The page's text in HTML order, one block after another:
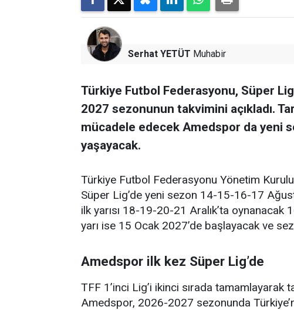
Serhat YETÜT Muhabir
Türkiye Futbol Federasyonu, Süper
2027 sezonunun takvimini açıkladı.
mücadele edecek Amedspor da yeni
yaşayacak.
Türkiye Futbol Federasyonu Yönetim
Süper Lig’de yeni sezon 14-15-16-17
ilk yarısı 18-19-20-21 Aralık’ta oynanacak
yarı ise 15 Ocak 2027’de başlayacak ve
Amedspor ilk kez Süper Lig’de
TFF 1’inci Lig’i ikinci sırada tamamlayarak
Amedspor, 2026-2027 sezonunda